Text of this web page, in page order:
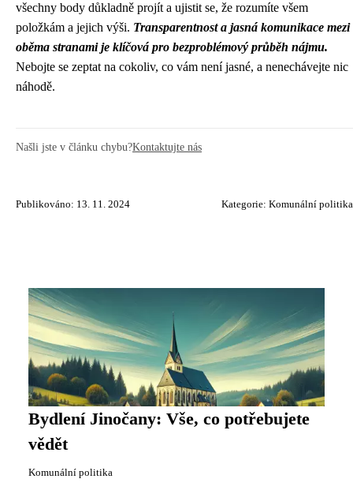
všechny body důkladně projít a ujistit se, že rozumíte všem
položkám a jejich výši. Transparentnost a jasná komunikace mezi
oběma stranami je klíčová pro bezproblémový průběh nájmu.
Nebojte se zeptat na cokoliv, co vám není jasné, a nenechávejte nic
náhodě.
Našli jste v článku chybu?Kontaktujte nás
Publikováno: 13. 11. 2024 Kategorie: Komunální politika
Bydlení Jinočany: Vše, co potřebujete
vědět
Komunální politika